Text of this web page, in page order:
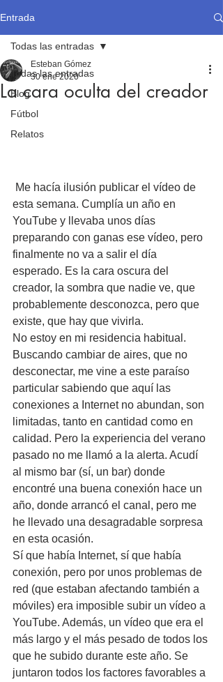
Entrada
Todas las entradas
Blog
Fútbol
Relatos
Todas las entradas
La cara oculta del creador
Esteban Gómez
30 ene 2020
esta semana. Cumplía un año en
YouTube y llevaba unos días
preparando con ganas ese vídeo, pero
finalmente no va a salir el día
esperado. Es la cara oscura del
creador, la sombra que nadie ve, que
probablemente desconozca, pero que
existe, que hay que vivirla.
No estoy en mi residencia habitual.
Buscando cambiar de aires, que no
desconectar, me vine a este paraíso
particular sabiendo que aquí las
conexiones a Internet no abundan, son
limitadas, tanto en cantidad como en
calidad. Pero la experiencia del verano
pasado no me llamó a la alerta. Acudí
al mismo bar (sí, un bar) donde
encontré una buena conexión hace un
año, donde arrancó el canal, pero me
he llevado una desagradable sorpresa
en esta ocasión.
Sí que había Internet, sí que había
conexión, pero por unos problemas de
red (que estaban afectando también a
móviles) era imposible subir un vídeo a
YouTube. Además, un vídeo que era el
más largo y el más pesado de todos los
que he subido durante este año. Se
juntaron todos los factores favorables a